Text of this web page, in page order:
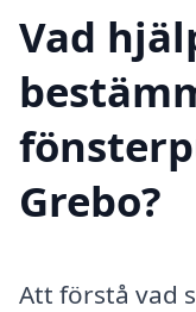
Vad
Grebo?
Att förstå vad